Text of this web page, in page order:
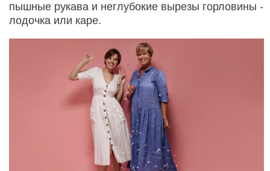
пышные рукава и неглубокие вырезы горловины -
лодочка или каре.